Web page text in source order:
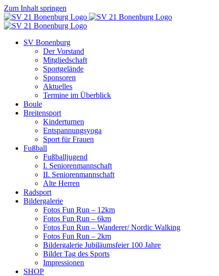
Zum Inhalt springen
SV Bonenburg
Der Vorstand
Mitgliedschaft
Sportgelände
Sponsoren
Aktuelles
Termine im Überblick
Boule
Breitensport
Kinderturnen
Entspannungsyoga
Sport für Frauen
Fußball
Fußballjugend
I. Seniorenmannschaft
II. Seniorenmannschaft
Alte Herren
Radsport
Bildergalerie
Fotos Fun Run – 12km
Fotos Fun Run – 6km
Fotos Fun Run – Wanderer/ Nordic Walking
Fotos Fun Run – 2km
Bildergalerie Jubiläumsfeier 100 Jahre
Bilder Tag des Sports
Impressionen
SHOP